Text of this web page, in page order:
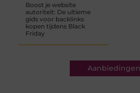
Boost je website
autoriteit: De ultieme
gids voor backlinks
kopen tijdens Black
Friday
Aanbiedingen